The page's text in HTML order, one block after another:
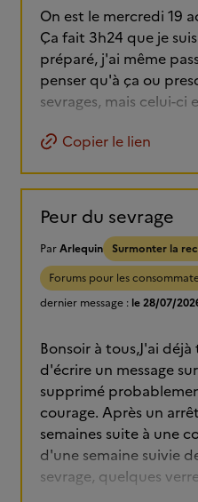
On est le mercredi 19
Ça fait 3h24 que je
préparé, j'ai même
penser qu'à ça ou
sevrages, mais celui-
Copier le lien
Peur du sevrage
ParArlequin Surmonter la
Forums pour les
dernier message : le 28/07/
Bonsoir à tous,J'ai
d'écrire un message
supprimé
courage. Après un
semaines suite à une
d'une semaine suivie
sevrage, quelques